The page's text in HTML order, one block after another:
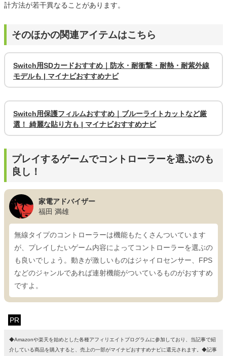
計方法が若干異なることがあります。
そのほかの関連アイテムはこちら
Switch用SDカードおすすめ｜防水・耐衝撃・耐熱・耐紫外線
モデルも | マイナビおすすめナビ
Switch用保護フィルムおすすめ｜ブルーライトカットなど厳
選！ 綺麗な貼り方も | マイナビおすすめナビ
プレイするゲームでコントローラーを選ぶのも
良し！
家電アドバイザー
福田 満雄
無線タイプのコントローラーは機能もたくさんついています
が、プレイしたいゲーム内容によってコントローラーを選ぶの
も良いでしょう。動きが激しいものはジャイロセンサー、FPS
などのジャンルであれば連射機能がついているものがおすすめ
ですよ。
PR
◆Amazonや楽天を始めとした各種アフィリエイトプログラムに参加しており、当記事で紹
介している商品を購入すると、売上の一部がマイナビおすすめナビに還元されます。◆記事